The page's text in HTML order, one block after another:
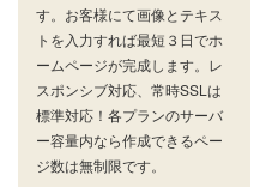
す。お客様にて画像とテキス
トを入力すれば最短３日でホ
ームページが完成します。レ
スポンシブ対応、常時SSLは
標準対応！各プランのサーバ
ー容量内なら作成できるペー
ジ数は無制限です。